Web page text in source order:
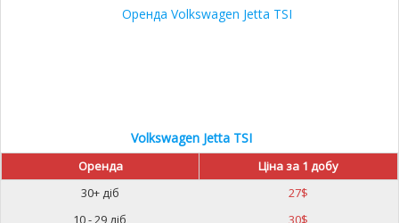
Volkswagen Jetta TSI
Оренда
Ціна за 1 добу
30+ діб
27$
10 - 29 діб
30$